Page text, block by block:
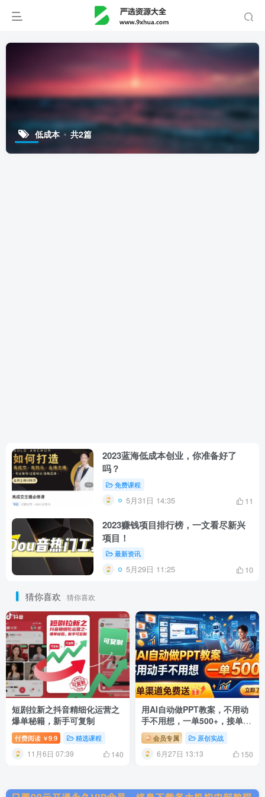
低成本 共2篇
2023蓝海低成本创业，你准备好了
吗？
免费课程
5月31日 14:35 11
2023赚钱项目排行榜，一文看尽新兴
项目！
最新资讯
5月29日 11:25 10
猜你喜欢 猜你喜欢
短剧拉新之抖音精细化运营之
爆单秘籍，新手可复制
付费阅读 ￥9.9 精选课程
11月6日 07:39 140
用AI自动做PPT教案，不用动
手不用想，一单500+，接单渠
道免费送
会员专属 原创实战
6月27日 13:13 150